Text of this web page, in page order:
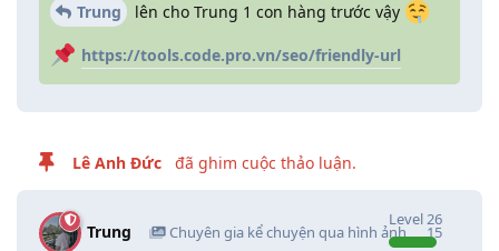
Trung lên cho Trung 1 con hàng trước vậy
https://tools.code.pro.vn/seo/friendly-url
Lê Anh Đức đã ghim cuộc thảo luận.
Trung Chuyên gia kể chuyện qua hình ảnh
Level26
15